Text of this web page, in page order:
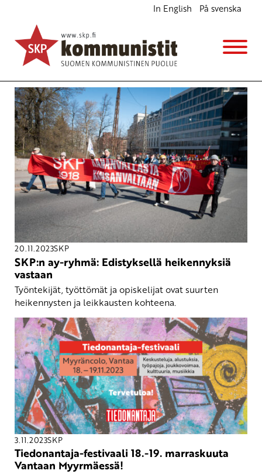
In English På svenska
Tiedonantaja-festivaali
20.11.2023SKP
SKP:n ay-ryhmä: Edistyksellä heikennyksiä
vastaan
Työntekijät, työttömät ja opiskelijat ovat suurten
heikennysten ja leikkausten kohteena.
3.11.2023SKP
Tiedonantaja-festivaali 18.-19. marraskuuta
Vantaan Myyrmäessä!